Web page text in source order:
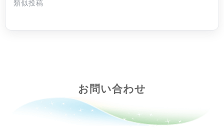
類似投稿
お問い合わせ